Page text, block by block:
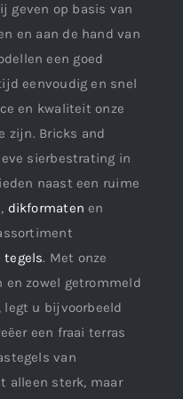
geven op basis van
en aan de hand van
een goed
eenvoudig en snel
en kwaliteit onze
zijn. Bricks and
sierbestrating in
naast een ruime
, dikformaten en
tegels. Met onze
en zowel getrommeld
legt u bijvoorbeeld
een fraai terras
van
alleen sterk, maar